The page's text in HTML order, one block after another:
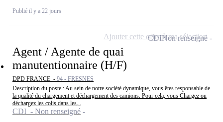
Publié il y a 22 jours
Agent / Agente de quai
manutentionnaire (H/F)
DPD FRANCE - 94 - FRESNES
Description du poste : Au sein de notre société dynamique, vous êtes responsable de
la qualité du chargement et déchargement des camions. Pour cela, vous Chargez ou
déchargez les colis dans les...
CDI - Non renseigné
CDINon renseigné
Ajouter cette offre à ma sélection